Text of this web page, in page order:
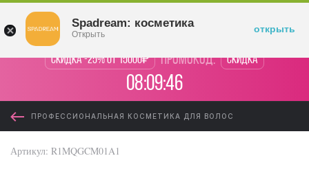
Скидка -25% от 15000₽ промокод: Скидка
08:09:46
ПРОФЕССИОНАЛЬНАЯ КОСМЕТИКА ДЛЯ ВОЛОС
Артикул: R1MQGCM01A1
Spadream: косметика
Открыть открыть